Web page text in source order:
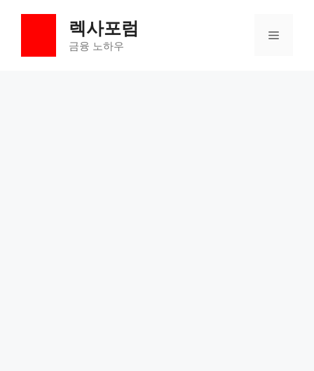
렉사포럼
금융 노하우
메